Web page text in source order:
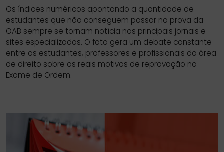
Os índices numéricos apontando a quantidade de
estudantes que não conseguem passar na prova da
OAB sempre se tornam notícia nos principais jornais e
sites especializados. O fato gera um debate constante
entre os estudantes, professores e profissionais da área
de direito sobre os reais motivos de reprovação no
Exame de Ordem.
SIDEBAR
LINKS